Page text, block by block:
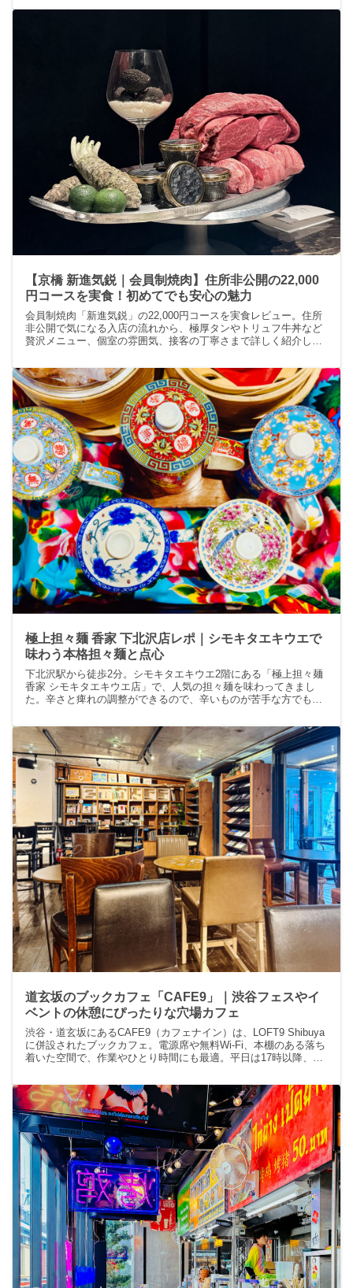
めです。
【京橋 新進気鋭｜会員制焼肉】住所非公開の22,000
円コースを実食！初めてでも安心の魅力
会員制焼肉「新進気鋭」の22,000円コースを実食レビュー。住所
非公開で気になる入店の流れから、極厚タンやトリュフ牛丼など
贅沢メニュー、個室の雰囲気、接客の丁寧さまで詳しく紹介しま
ストラン選びに役立つ情報もまとめた“失敗しない焼肉選び”ガイ
ドです。
極上担々麺 香家 下北沢店レポ｜シモキタエキウエで
味わう本格担々麺と点心
下北沢駅から徒歩2分。シモキタエキウエ2階にある「極上担々麺
香家 シモキタエキウエ店」で、人気の担々麺を味わってきまし
た。辛さと痺れの調整ができるので、辛いものが苦手な方でも安
茶などの香港スイーツも楽しめる、本格的で居心地の良い下北沢
の担々麺専門店です。
道玄坂のブックカフェ「CAFE9」｜渋谷フェスやイ
ベントの休憩にぴったりな穴場カフェ
渋谷・道玄坂にあるCAFE9（カフェナイン）は、LOFT9 Shibuya
に併設されたブックカフェ。電源席や無料Wi-Fi、本棚のある落ち
着いた空間で、作業やひとり時間にも最適。平日は17時以降、土
休憩スポットにもおすすめです。